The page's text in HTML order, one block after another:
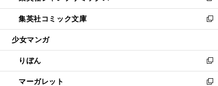
開
く
ウ
で
開
ン
ド
ウ
開
く
ウ
ィ
ン
ウ
で
開
く
し
い
ウ
ン
ド
ウ
で
集英社コミック文庫
新
し
ウ
ィ
ン
ド
少女マンガ
りぼん
新
し
い
マーガレット
新